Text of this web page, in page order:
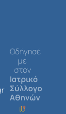
Οδήγησέ
με
στον
Ιατρικό
Σύλλογο
Αθηνών